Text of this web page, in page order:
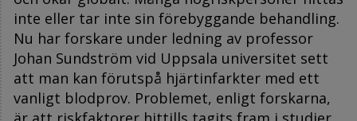
inte eller tar inte sin förebyggande behandling.
Nu har forskare under ledning av professor
Johan Sundström vid Uppsala universitet sett
att man kan förutspå hjärtinfarkter med ett
vanligt blodprov. Problemet, enligt forskarna,